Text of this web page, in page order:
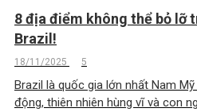
8 địa điểm không thể bỏ lỡ
Brazil!
18/11/2025 5
Brazil là quốc gia lớn nhất Nam
động, thiên nhiên hùng vĩ và con